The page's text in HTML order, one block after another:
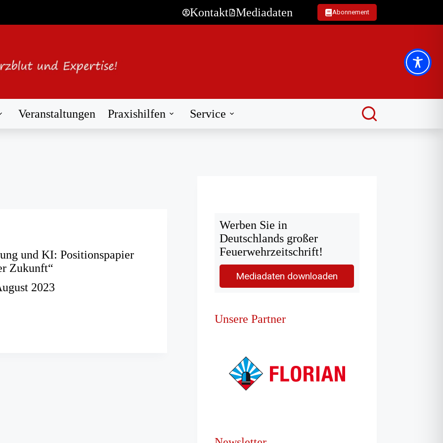
Kontakt Mediadaten Abonnement
Veranstaltungen Praxishilfen Service
und KI: Positionspapier
Zukunft“
2023
Werben Sie in
Deutschlands großer
Feuerwehrzeitschrift!
Mediadaten downloaden
Unsere Partner